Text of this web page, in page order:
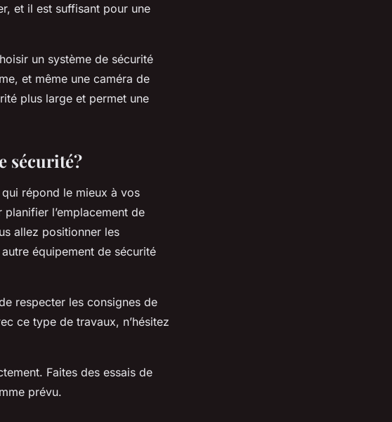
et il est suffisant pour une
un système de sécurité
et même une caméra de
plus large et permet une
sécurité?
répond le mieux à vos
l’emplacement de
allez positionner les
équipement de sécurité
respecter les consignes de
ce type de travaux, n’hésitez
Faites des essais de
prévu.